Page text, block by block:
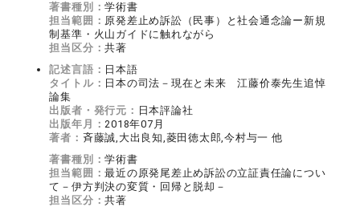
著書種別：学術書
担当範囲： 原発差止め訴訟（民事）と社会通念論ー新規
制基準・火山ガイドに触れながら
担当区分：共著
記述言語： 日本語
タイトル： 日本の司法－現在と未来 江藤价泰先生追悼
論集
出版者・発行元： 日本評論社
出版年月：2018年07月
著者： 斉藤誠,大出良知,菱田徳太郎,今村与一 他
著書種別：学術書
担当範囲：最近の原発尾差止め訴訟の立証責任論につい
て－伊方判決の変質・回帰と脱却－
担当区分：共著